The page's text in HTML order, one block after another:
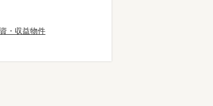
・収益物件